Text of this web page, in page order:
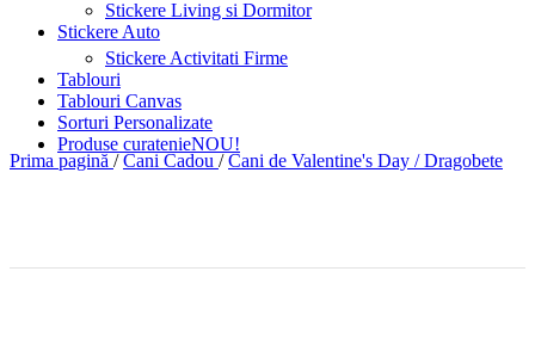
Stickere Living si Dormitor
Stickere Auto
Stickere Activitati Firme
Tablouri
Tablouri Canvas
Sorturi Personalizate
Produse curatenieNOU!
Prima pagină / Cani Cadou / Cani de Valentine's Day / Dragobete